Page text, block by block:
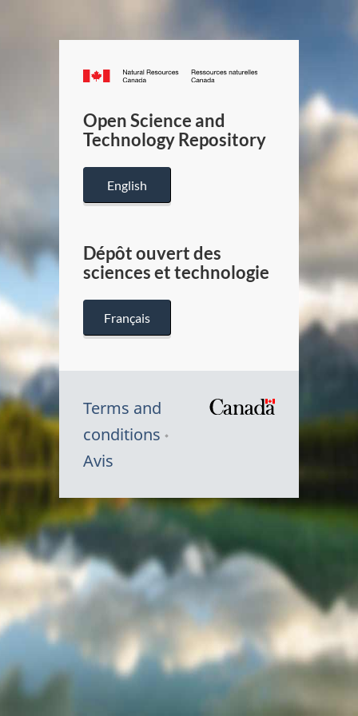
Canada.ca
/
Canada
Open Science and
Technology Repository
English
Dépôt ouvert des
sciences et technologie
Français
Terms and
conditions
Avis
Symbole
du